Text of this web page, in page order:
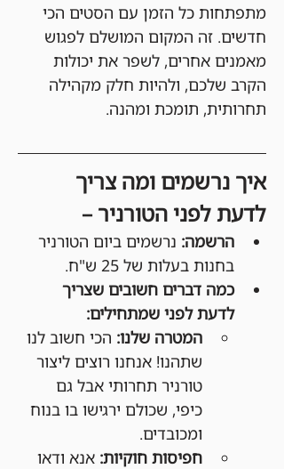
מתפתחות כל הזמן עם הסטים הכי
חדשים. זה המקום המושלם לפגוש
מאמנים אחרים, לשפר את יכולות
הקרב שלכם, ולהיות חלק מקהילה
תחרותית, תומכת ומהנה.
איך נרשמים ומה צריך
לדעת לפני הטורניר –
הרשמה: נרשמים ביום הטורניר
בחנות בעלות של 25 ש"ח.
כמה דברים חשובים שצריך
לדעת לפני שמתחילים:
המטרה שלנו: הכי חשוב לנו
שתהנו! אנחנו רוצים ליצור
טורניר תחרותי אבל גם
כיפי, שכולם ירגישו בו בנוח
ומכובדים.
חפיסות חוקיות: אנא ודאו